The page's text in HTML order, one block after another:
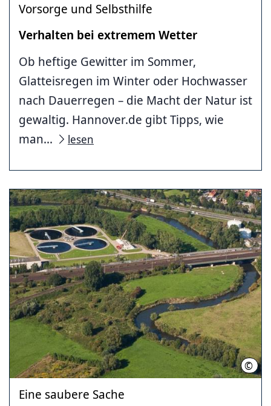
Vorsorge und Selbsthilfe
Verhalten bei extremem Wetter
Ob heftige Gewitter im Sommer,
Glatteisregen im Winter oder Hochwasser
nach Dauerregen – die Macht der Natur ist
gewaltig. Hannover.de gibt Tipps, wie
man...
lesen
©
Eine saubere Sache